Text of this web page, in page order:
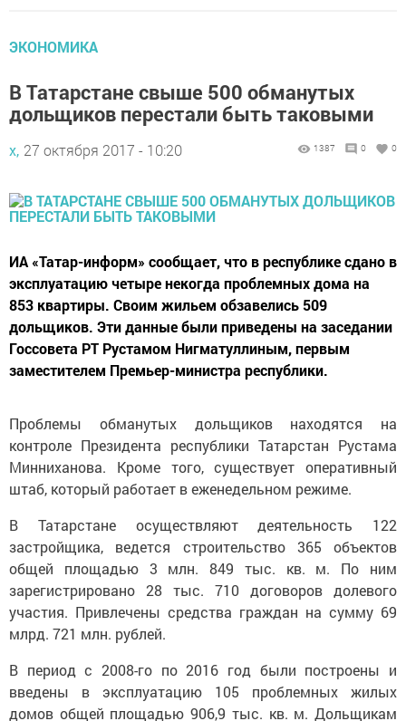
ЭКОНОМИКА
В Татарстане свыше 500 обманутых
дольщиков перестали быть таковыми
х, 27 октября 2017 - 10:20 1387 0 0
ИА «Татар-информ» сообщает, что в республике сдано в
эксплуатацию четыре некогда проблемных дома на
853 квартиры. Своим жильем обзавелись 509
дольщиков. Эти данные были приведены на заседании
Госсовета РТ Рустамом Нигматуллиным, первым
заместителем Премьер-министра республики.
Проблемы обманутых дольщиков находятся на
контроле Президента республики Татарстан Рустама
Минниханова. Кроме того, существует оперативный
штаб, который работает в еженедельном режиме.
В Татарстане осуществляют деятельность 122
застройщика, ведется строительство 365 объектов
общей площадью 3 млн. 849 тыс. кв. м. По ним
зарегистрировано 28 тыс. 710 договоров долевого
участия. Привлечены средства граждан на сумму 69
млрд. 721 млн. рублей.
В период с 2008-го по 2016 год были построены и
введены в эксплуатацию 105 проблемных жилых
домов общей площадью 906,9 тыс. кв. м. Дольщикам